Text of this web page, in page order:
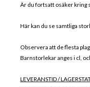
Är du fortsatt osäker kring
Här kan du se samtliga
Observera att de flesta
Barnstorlekar anges i cl,
LEVERANSTID /